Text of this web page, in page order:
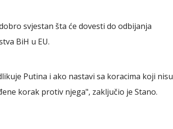
svjestan šta će dovesti do odbijanja
BiH u EU.
Putina i ako nastavi sa koracima koji nisu
korak protiv njega", zaključio je Stano.